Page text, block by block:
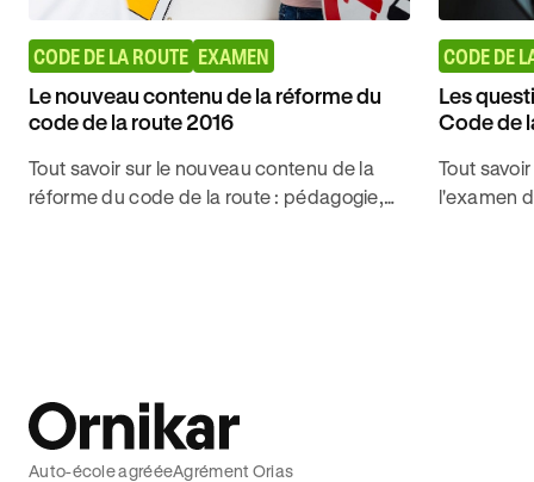
CODE DE LA ROUTE EXAMEN
Le nouveau contenu de la réforme du
code de la route 2016
Tout savoir sur le nouveau contenu de la
réforme du code de la route : pédagogie,
CODE DE
Les
Code de
Tout
l'examen
Auto-école agrééeAgrément Orias